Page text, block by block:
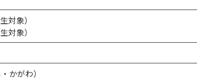
対象）
対象）
かがわ）